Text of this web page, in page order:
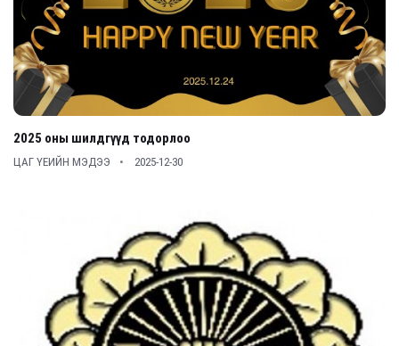
2025 оны шилдгүүд тодорлоо
ЦАГ ҮЕИЙН МЭДЭЭ 2025-12-30